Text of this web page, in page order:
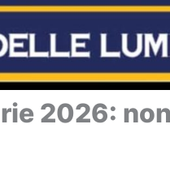
2026: